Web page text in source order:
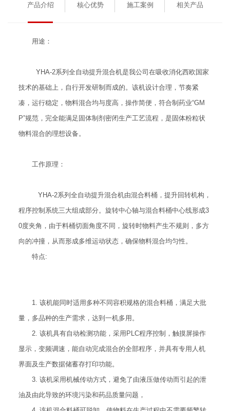
产品介绍 核心优势 施工案例 相关产品
用途：
YHA-2系列全自动提升混合机是我公司在吸收消化西欧国家
技术的基础上，自行开发研制而成的。该机设计合理，节奏紧
凑，运行稳定，物料混合均与度高，操作简便，符合制药业“GM
P”规范，完全能满足固体制剂密闭生产工艺流程，是固体粉粒状
物料混合的理想设备。
工作原理：
YHA-2系列全自动提升混合机由混合料桶，提升回转机构，
程序控制系统三大组成部分。旋转中心轴与混合料桶中心线形成3
0度夹角，由于料桶切面角度不同，旋转时物料产生不规则，多方
向的冲撞，从而形成多维运动状态，确保物料混合均匀性。
特点:
1. 该机能同时适用多种不同容积规格的混合料桶，满足大批
量，多品种的生产需求，达到一机多用。
2. 该机具有自动检测功能，采用PLC程序控制，触摸屏操作
显示，变频调速，能自动完成混合的全部程序，并具有专用人机
界面及生产数据储蓄存打印功能。
3. 该机采用机械传动方式，避免了由液压做传动而引起的泄
油及由此导致的环境污染和药品质量问题，